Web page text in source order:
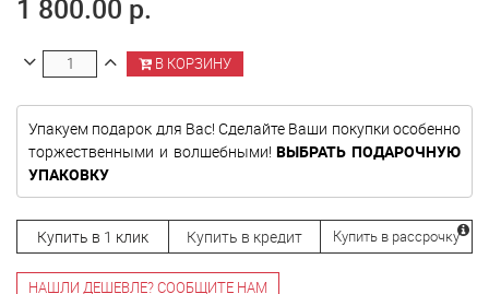
1 800.00 р.
В КОРЗИНУ
Упакуем подарок для Вас! Сделайте Ваши покупки особенно
торжественными и волшебными!ВЫБРАТЬ ПОДАРОЧНУЮ
УПАКОВКУ
Купить в 1 клик Купить в кредит Купить в рассрочку
НАШЛИ ДЕШЕВЛЕ? СООБЩИТЕ НАМ